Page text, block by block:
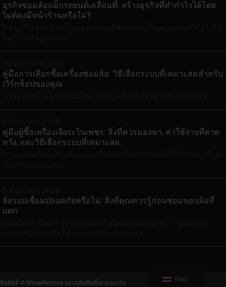
ธุรกิจซ่อมล้อแม็กรถยนต์เคลื่อนที่: สร้างธุรกิจที่ทำกำไรได้โดย
ไม่ต้องมีหน้าร้านหรือไม่?
คู่มือการเลือกซื้อเครื่องซ่อมล้อ: วิธีเลือกระบบที่เหมาะสมสำหรับ
เวิร์กช็อปของคุณ
คู่มือผู้ซื้อเครื่องเจียระไนเพชร: สิ่งที่ควรมองหา, ค่าใช้จ่ายที่คาด
หวัง, และวิธีเลือกระบบที่เหมาะสม
ล้อรอยเชื่อมปลอดภัยหรือไม่: สิ่งที่คุณควรรู้ก่อนซ่อมขอบล้อที่
แตก
ลิขสิทธิ์ © WheelRestore สงวนลิขสิทธิ์ทุกประการ. Thai